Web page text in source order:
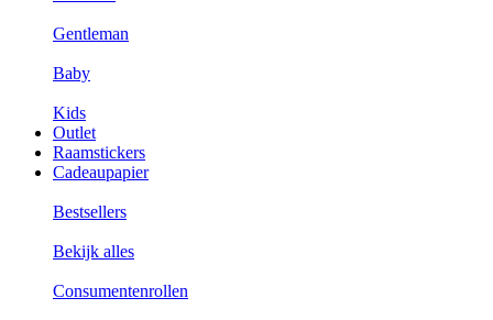
Gentleman
Baby
Kids
Outlet
Raamstickers
Cadeaupapier
Bestsellers
Bekijk alles
Consumentenrollen